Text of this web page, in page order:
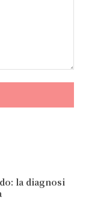
la diagnosi